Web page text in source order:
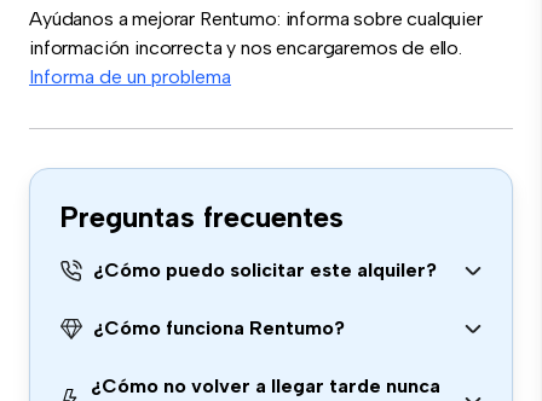
Ayúdanos a mejorar Rentumo: informa sobre cualquier
información incorrecta y nos encargaremos de ello.
Informa de un problema
Preguntas frecuentes
¿Cómo puedo solicitar este alquiler?
¿Cómo funciona Rentumo?
¿Cómo no volver a llegar tarde nunca